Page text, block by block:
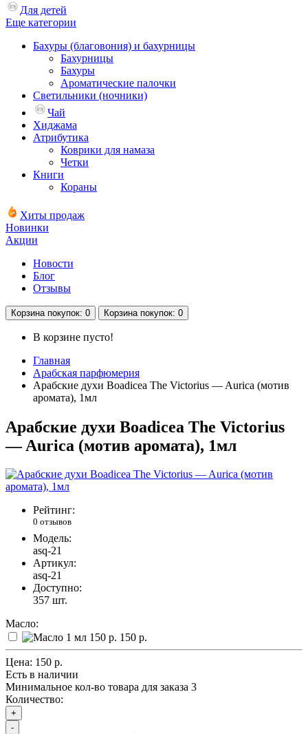
Для детей
Еще категории
Бахуры (благовония) и бахурницы
Бахурницы
Бахуры
Ароматические палочки
Светильники (ночники)
Чай
Хиджама
Атрибутика
Коврики для намаза
Четки
Книги
Кораны
Хиты продаж
Новинки
Акции
Новости
Блог
Отзывы
Корзина покупок: 0 Корзина покупок: 0
В корзине пусто!
Главная
Арабская парфюмерия
Арабские духи Boadicea The Victorius — Aurica (мотив
аромата), 1мл
Арабские духи Boadicea The Victorius
— Aurica (мотив аромата), 1мл
Рейтинг:
0 отзывов
Модель:
asq-21
Артикул:
asq-21
Доступно:
357 шт.
Масло:
150 р.
Цена: 150 р.
Есть в наличии
Минимальное кол-во товара для заказа 3
Количество:
+
-